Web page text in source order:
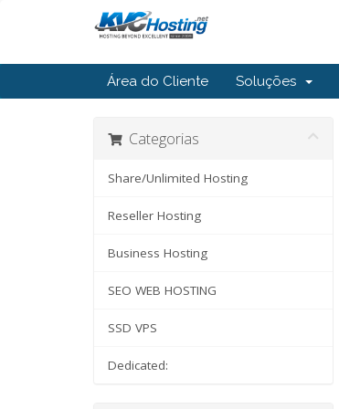
Área do Cliente Soluções
Categorias
Share/Unlimited Hosting
Reseller Hosting
Business Hosting
SEO WEB HOSTING
SSD VPS
Dedicated: